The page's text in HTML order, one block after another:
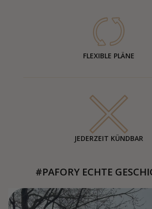
FLEXIBLE PLÄNE
JEDERZEIT KÜNDBAR
#PAFORY ECHTE